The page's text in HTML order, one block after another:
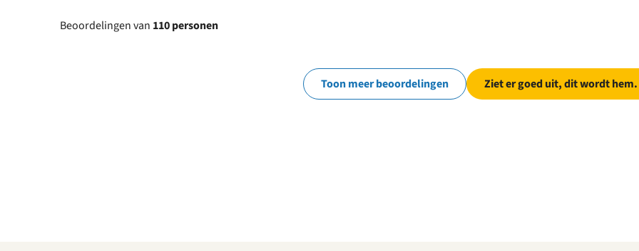
Beoordelingen van 110 personen
Toon meer beoordelingen Ziet er goed uit, dit wordt hem.